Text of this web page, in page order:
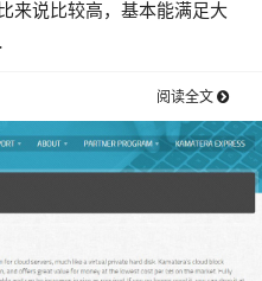
来说比较高，基本能满足大
阅读全文